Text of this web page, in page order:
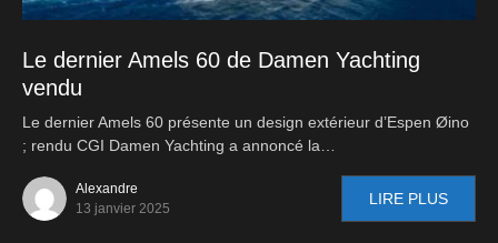
Le dernier Amels 60 de Damen Yachting
vendu
Le dernier Amels 60 présente un design extérieur d’Espen Øino
; rendu CGI Damen Yachting a annoncé la…
Alexandre
13 janvier 2025
LIRE PLUS